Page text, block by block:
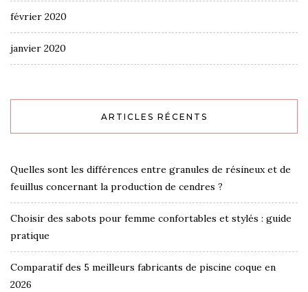
février 2020
janvier 2020
ARTICLES RÉCENTS
Quelles sont les différences entre granules de résineux et de
feuillus concernant la production de cendres ?
Choisir des sabots pour femme confortables et stylés : guide
pratique
Comparatif des 5 meilleurs fabricants de piscine coque en
2026